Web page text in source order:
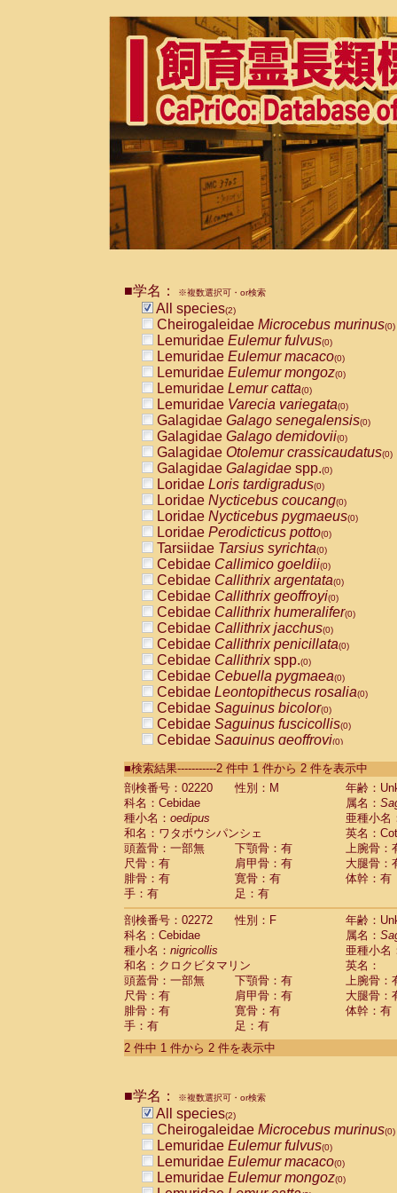
■学名： ※複数選択可・or検索
All species(2)
Cheirogaleidae Microcebus murinus(0)
Lemuridae Eulemur fulvus(0)
Lemuridae Eulemur macaco(0)
Lemuridae Eulemur mongoz(0)
Lemuridae Lemur catta(0)
Lemuridae Varecia variegata(0)
Galagidae Galago senegalensis(0)
Galagidae Galago demidovii(0)
Galagidae Otolemur crassicaudatus(0)
Galagidae Galagidae spp.(0)
Loridae Loris tardigradus(0)
Loridae Nycticebus coucang(0)
Loridae Nycticebus pygmaeus(0)
Loridae Perodicticus potto(0)
Tarsiidae Tarsius syrichta(0)
Cebidae Callimico goeldii(0)
Cebidae Callithrix argentata(0)
Cebidae Callithrix geoffroyi(0)
Cebidae Callithrix humeralifer(0)
Cebidae Callithrix jacchus(0)
Cebidae Callithrix penicillata(0)
Cebidae Callithrixspp.(0)
Cebidae Cebuella pygmaea(0)
Cebidae Leontopithecus rosalia(0)
Cebidae Saguinus bicolor(0)
Cebidae Saguinus fuscicollis(0)
Cebidae Saguinus geoffroyi(0)
CebidaeSaguinus labiatus(0)
Cebidae Saguinus leucopus (0)
Cebidae
Cebidae
CebidaeSaguinus nigricollis (1)
Cebidae Saguinus oedipus
Cebidae Saguinus weddelli
Cebidae Saguinusspp.
Cebidae Aotus trivirgatus
Cebidae Cebus albifrons
Cebidae
CebidaeCebus capucinus
CebidaeCebus nigrivittatus
Cebidae Cebusspp.(0)
Cebidae Saimiri boliviensis
Cebidae Saimiri sciureus
Atelidae Alouatta caraya
AtelidaeAlouatta fusca
AtelidaeAlouatta seniculus
AtelidaeAteles belzebuth
AtelidaeAteles geoffroyi
AtelidaeAteles paniscus(0)
AtelidaeAtelesspp. (0)
AtelidaeLagothrix lagothricha
AtelidaeLagothrix lagothricha cana
PitheciidaeCacajao calvus
■検索結果-----------2 件中 1 件から 2 件を表示中
剖検番号：02220
性別：M
年齢：
科名：Cebidae
属名：
種小名： oedipus
亜種小名
和名：ワタボウシパンシェ
英名：
頭蓋骨：一部無
下顎骨：有
上腕骨：
尺骨：有
肩甲骨：有
大腿骨：
腓骨：有
寛骨：有
体幹：有
手：有
足：有
剖検番号：02272
性別：F
年齢：
科名：Cebidae
属名：
種小名： nigricollis
亜種小名
和名：クロクビタマリン
英名：
頭蓋骨：一部無
下顎骨：有
上腕骨：
尺骨：有
肩甲骨：有
大腿骨：
腓骨：有
寛骨：有
体幹：有
手：有
足：有
2 件中 1 件から 2 件を表示中
■学名： ※複数選択可・or検索
All species(2)
Cheirogaleidae Microcebus murinus(0)
Lemuridae Eulemur fulvus(0)
Lemuridae Eulemur macaco(0)
Lemuridae Eulemur mongoz(0)